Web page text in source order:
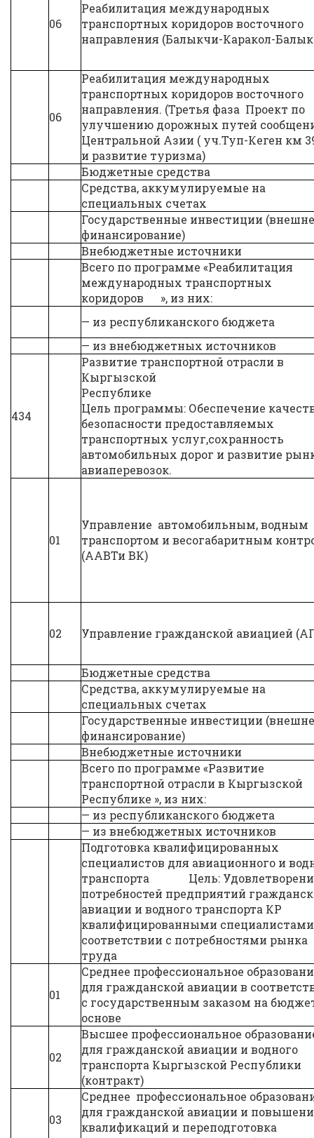
06
Реабилитация международных
транспортных коридоров восточного
направления (Балыкчи-Каракол-
06
Реабилитация международных
транспортных коридоров восточного
направления. (Третья фаза Проект по
улучшению дорожных путей
Центральной Азии ( уч.Туп-Кеген км
и развитие туризма)
Бюджетные средства
Средства, аккумулируемые на
специальных счетах
Государственные инвестиции
финансирование)
Внебюджетные источники
Всего по программе «Реабилитация
международных транспортных
коридоров », из них:
— из республиканского бюджета
— из внебюджетных источников
434
Развитие транспортной отрасли в
Кыргызской
Цель программы: Обеспечение
безопасности предоставляемых
транспортных услуг,сохранность
автомобильных дорог и развитие
авиаперевозок.
01
Управление автомобильным, водным
транспортом и весогабаритным
(ААВТи ВК)
02 Управление гражданской авиацией
Бюджетные средства
Средства, аккумулируемые на
специальных счетах
Государственные инвестиции
финансирование)
Внебюджетные источники
Всего по программе «Развитие
транспортной отрасли в Кыргызской
Республике », из них:
— из республиканского бюджета
— из внебюджетных источников
Подготовка квалифицированных
специалистов для авиационного и
транспорта Цель:
потребностей предприятий
авиации и водного транспорта КР
квалифицированными
соответствии с потребностями рынка
труда
01
Среднее профессиональное
для гражданской авиации в
с государственным заказом на
основе
02
Высшее профессиональное
для гражданской авиации и водного
транспорта Кыргызской Республики
(контракт)
03
Среднее профессиональное
для гражданской авиации и
квалификаций и переподготовка